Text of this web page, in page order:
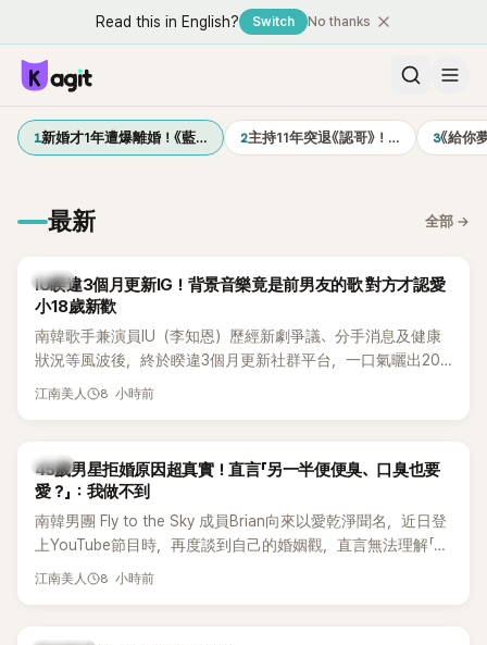
Read this in English? Switch No thanks
1新婚才1年遭爆離婚！《藍… 2主持11年突退《認哥》！… 3《給你
最新 全部 →
韓星
IU睽違3個月更新IG！背景音樂竟是前男友的歌 對方才認愛
小18歲新歡
南韓歌手兼演員IU（李知恩）歷經新劇爭議、分手消息及健康
狀況等風波後，終於睽違3個月更新社群平台，一口氣曬出20
張近況照，讓大批粉絲又驚又喜。不過，比起照片本身，更引
江南美人 8 小時前
韓星
45歲男星拒婚原因超真實！直言「另一半便便臭、口臭也要
愛？」：我做不到
南韓男團 Fly to the Sky 成員Brian向來以愛乾淨聞名，近日登
上YouTube節目時，再度談到自己的婚姻觀，直言無法理解「連
另一半的口臭、便便臭都要愛」這種說法，更大方表明自己是不
江南美人 8 小時前